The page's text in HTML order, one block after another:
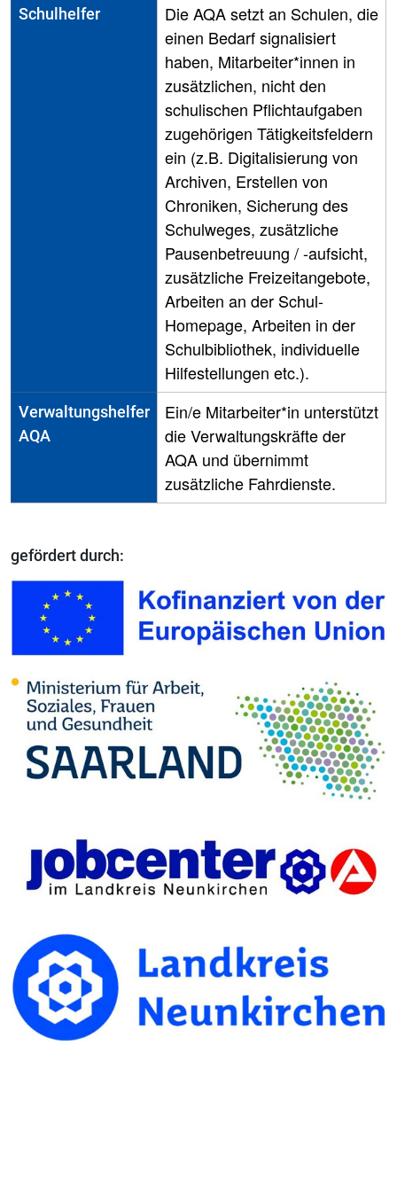
Schulhelfer
Die AQA setzt an Schulen, die
einen Bedarf signalisiert
haben, Mitarbeiter*innen in
zusätzlichen, nicht den
schulischen Pflichtaufgaben
zugehörigen Tätigkeitsfeldern
ein (z.B. Digitalisierung von
Archiven, Erstellen von
Chroniken, Sicherung des
Schulweges, zusätzliche
Pausenbetreuung / -aufsicht,
zusätzliche Freizeitangebote,
Arbeiten an der Schul-
Homepage, Arbeiten in der
Schulbibliothek, individuelle
Hilfestellungen etc.).
Verwaltungshelfer
AQA
Ein/e Mitarbeiter*in unterstützt
die Verwaltungskräfte der
AQA und übernimmt
zusätzliche Fahrdienste.
gefördert durch: